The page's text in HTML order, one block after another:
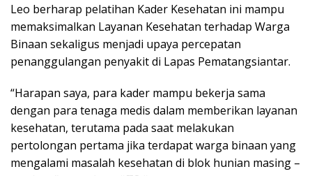
Leo berharap pelatihan Kader Kesehatan ini mampu
memaksimalkan Layanan Kesehatan terhadap Warga
Binaan sekaligus menjadi upaya percepatan
penanggulangan penyakit di Lapas Pematangsiantar.
“Harapan saya, para kader mampu bekerja sama
dengan para tenaga medis dalam memberikan layanan
kesehatan, terutama pada saat melakukan
pertolongan pertama jika terdapat warga binaan yang
mengalami masalah kesehatan di blok hunian masing –